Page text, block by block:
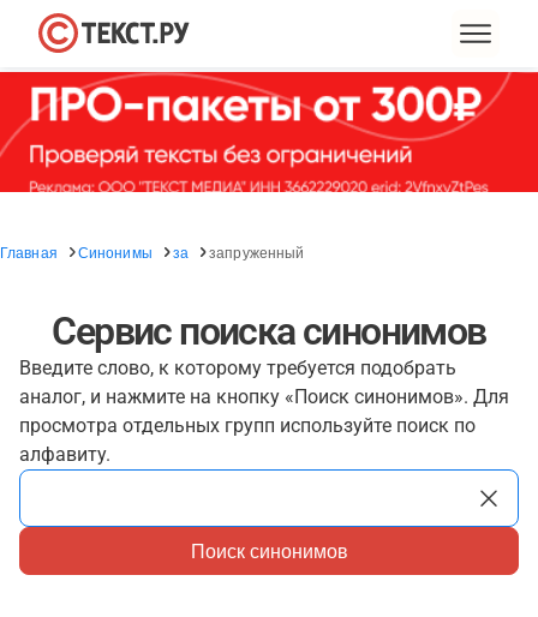
Главная Синонимы за запруженный
Сервис поиска синонимов
Введите слово, к которому требуется подобрать
аналог, и нажмите на кнопку «Поиск синонимов». Для
просмотра отдельных групп используйте поиск по
алфавиту.
Поиск синонимов